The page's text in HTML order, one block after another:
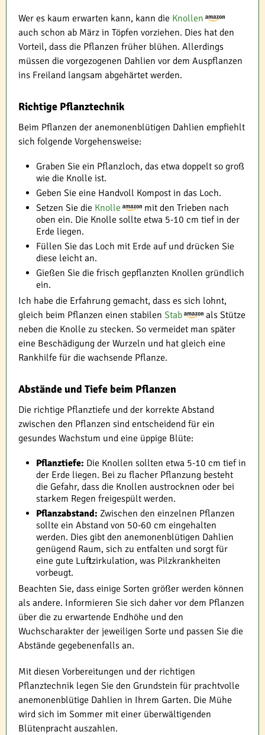
Wer es kaum erwarten kann, kann die Knollen
auch schon ab März in Töpfen vorziehen. Dies hat den
Vorteil, dass die Pflanzen früher blühen. Allerdings
müssen die vorgezogenen Dahlien vor dem Auspflanzen
ins Freiland langsam abgehärtet werden.
Richtige Pflanztechnik
Beim Pflanzen der anemonenblütigen Dahlien empfiehlt
sich folgende Vorgehensweise:
Graben Sie ein Pflanzloch, das etwa doppelt so groß
wie die Knolle ist.
Geben Sie eine Handvoll Kompost in das Loch.
Setzen Sie die Knolle
mit den Trieben nach
oben ein. Die Knolle sollte etwa 5-10 cm tief in der
Erde liegen.
Füllen Sie das Loch mit Erde auf und drücken Sie
diese leicht an.
Gießen Sie die frisch gepflanzten Knollen gründlich
ein.
Ich habe die Erfahrung gemacht, dass es sich lohnt,
gleich beim Pflanzen einen stabilen Stab
als Stütze
neben die Knolle zu stecken. So vermeidet man später
eine Beschädigung der Wurzeln und hat gleich eine
Rankhilfe für die wachsende Pflanze.
Abstände und Tiefe beim Pflanzen
Die richtige Pflanztiefe und der korrekte Abstand
zwischen den Pflanzen sind entscheidend für ein
gesundes Wachstum und eine üppige Blüte:
Pflanztiefe: Die Knollen sollten etwa 5-10 cm tief in
der Erde liegen. Bei zu flacher Pflanzung besteht
die Gefahr, dass die Knollen austrocknen oder bei
starkem Regen freigespült werden.
Pflanzabstand: Zwischen den einzelnen Pflanzen
sollte ein Abstand von 50-60 cm eingehalten
werden. Dies gibt den anemonenblütigen Dahlien
genügend Raum, sich zu entfalten und sorgt für
eine gute Luftzirkulation, was Pilzkrankheiten
vorbeugt.
Beachten Sie, dass einige Sorten größer werden können
als andere. Informieren Sie sich daher vor dem Pflanzen
über die zu erwartende Endhöhe und den
Wuchscharakter der jeweiligen Sorte und passen Sie die
Abstände gegebenenfalls an.
Mit diesen Vorbereitungen und der richtigen
Pflanztechnik legen Sie den Grundstein für prachtvolle
anemonenblütige Dahlien in Ihrem Garten. Die Mühe
wird sich im Sommer mit einer überwältigenden
Blütenpracht auszahlen.